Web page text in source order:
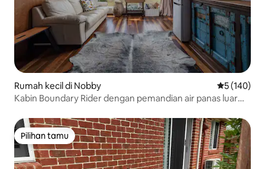
Rumah kecil di Nobby Nilai rata-
5 (140)
Kabin Boundary Rider dengan pemandian air panas luar
Pilihan tamu
Pilihan tamu